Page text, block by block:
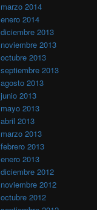
marzo 2014
enero 2014
diciembre 2013
noviembre 2013
octubre 2013
septiembre 2013
agosto 2013
junio 2013
mayo 2013
abril 2013
marzo 2013
febrero 2013
enero 2013
diciembre 2012
noviembre 2012
octubre 2012